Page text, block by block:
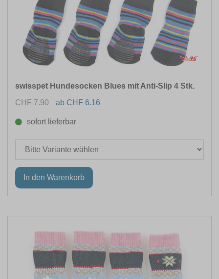
swisspet Hundesocken Blues mit Anti-Slip 4 Stk.
CHF 7.90
ab CHF 6.16
sofort lieferbar